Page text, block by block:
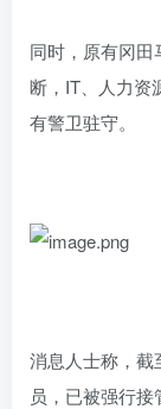
同时，原有冈
断，IT、人力资
有警卫驻守。
消息人士称，截
员，已被强行接